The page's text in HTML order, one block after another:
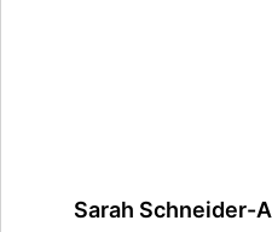
Sarah Schneider-